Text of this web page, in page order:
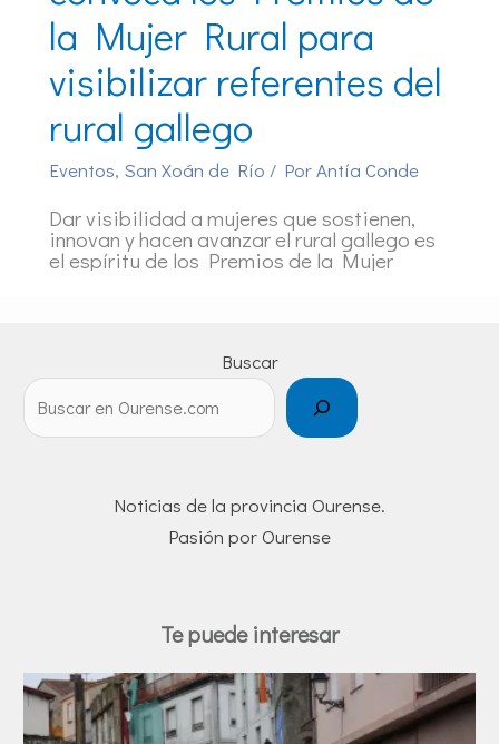
la Mujer Rural para
visibilizar referentes del
rural gallego
Eventos, San Xoán de Río / PorAntía Conde
Dar visibilidad a mujeres que sostienen,
innovan y hacen avanzar el rural gallego es
el espíritu de los Premios de la Mujer
Buscar
Noticias de la provincia Ourense.
Pasión por Ourense
Te puede interesar